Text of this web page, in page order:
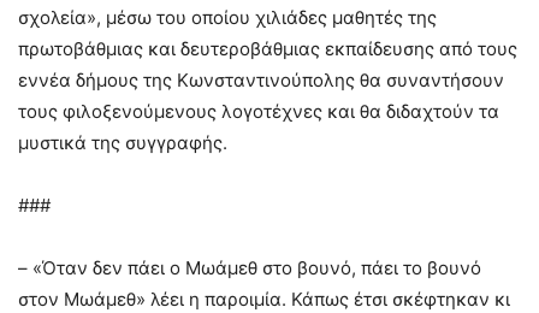
σχολεία», μέσω του οποίου χιλιάδες μαθητές της
πρωτοβάθμιας και δευτεροβάθμιας εκπαίδευσης από τους
εννέα δήμους της Κωνσταντινούπολης θα συναντήσουν
τους φιλοξενούμενους λογοτέχνες και θα διδαχτούν τα
μυστικά της συγγραφής.
###
– «Όταν δεν πάει ο Μωάμεθ στο βουνό, πάει το βουνό
στον Μωάμεθ» λέει η παροιμία. Κάπως έτσι σκέφτηκαν κι